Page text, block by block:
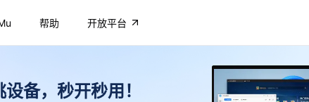
帮助 开放平台
备，秒开秒用！